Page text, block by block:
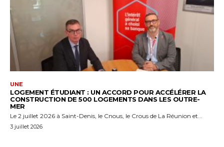
UNE
LOGEMENT ÉTUDIANT : UN ACCORD POUR ACCÉLÉRER LA
CONSTRUCTION DE 500 LOGEMENTS DANS LES OUTRE-
MER
Le 2 juillet 2026 à Saint-Denis, le Cnous, le Crous de La Réunion et...
3 juillet 2026